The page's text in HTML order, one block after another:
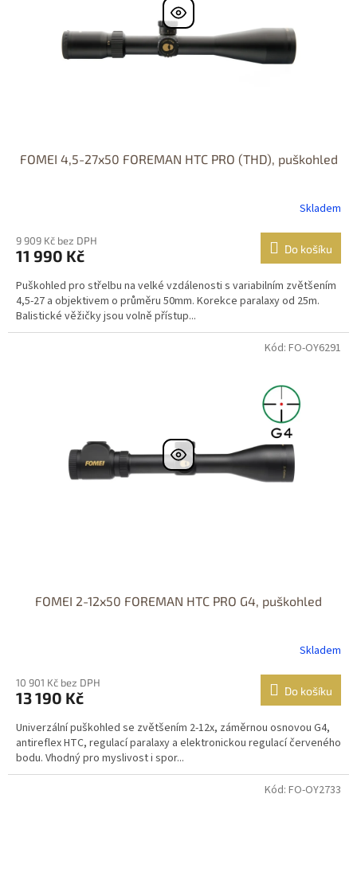
FOMEI 4,5-27x50 FOREMAN HTC PRO (THD), puškohled
Skladem
9 909 Kč bez DPH
11 990 Kč Do košíku
Puškohled pro střelbu na velké vzdálenosti s variabilním zvětšením
4,5-27 a objektivem o průměru 50mm. Korekce paralaxy od 25m.
Balistické věžičky jsou volně přístup...
FOMEI 2-12x50 FOREMAN HTC PRO G4, puškohled
Skladem
10 901 Kč bez DPH
13 190 Kč Do košíku
Univerzální puškohled se zvětšením 2-12x, záměrnou osnovou G4,
antireflex HTC, regulací paralaxy a elektronickou regulací červeného
bodu. Vhodný pro myslivost i spor...
Kód: FO-OY6291
Kód: FO-OY2733